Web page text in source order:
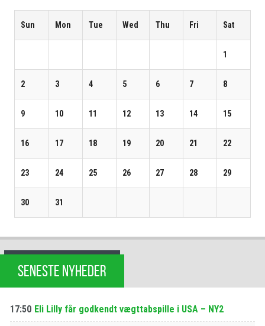
Sun Mon Tue Wed Thu Fri Sat
1
2 3 4 5 6 7 8
9 10 11 12 13 14 15
16 17 18 19 20 21 22
23 24 25 26 27 28 29
30 31
SENESTE NYHEDER
17:50 Eli Lilly får godkendt vægttabspille i USA – NY2